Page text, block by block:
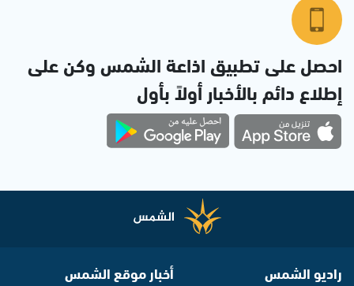
احصل على تطبيق اذاعة الشمس وكن على
إطلاع دائم بالأخبار أولاً بأول
راديو الشمس أخبار موقع الشمس